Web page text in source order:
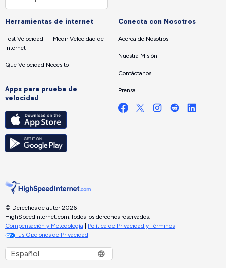
Herramientas de internet
Test Velocidad — Medir Velocidad de
Internet
Que Velocidad Necesito
Apps para prueba de
velocidad
Conecta con Nosotros
Acerca de Nosotros
Nuestra Misión
Contáctanos
Prensa
© Derechos de autor 2026
HighSpeedInternet.com. Todos los derechos reservados.
Compensación y Metodología
Política de Privacidad y Términos
Tus Opciones de Privacidad